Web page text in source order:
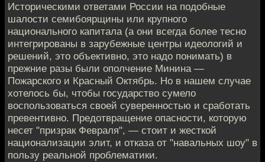
Историческими ответами России на подобные
шалости семибоярщины или крупного
национального капитала (а они всегда более тесно
интегрированы в зарубежные центры идеологий и
решений, это объективно, это надо понимать) в
прежние разы были ополчение Минина —
Пожарского и Красный Октябрь. Но в нашем случае
хотелось бы, чтобы государство сумело
воспользоваться своей суверенностью и сработать
превентивно. Предотвращение опасности, которую
несет "призрак Февраля", — стоит и жесткой
национализации элит, и отказа от "навальных шоу" в
пользу реальной проблематики.